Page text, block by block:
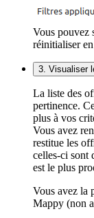
Vous pouvez
réinitialiser
3. Visualiser
La liste des
pertinence.
plus à vos
Vous avez
restitue les
celles-ci sont
est le plus
Vous avez la
Mappy (non